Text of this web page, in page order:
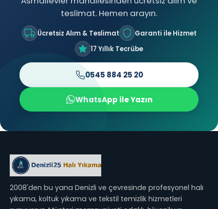
teslimat. Hemen arayın.
Ücretsiz Alım & Teslimat
Garanti ile Hizmet
17 Yıllık Tecrübe
0545 884 25 20
WhatsApp ile Yazın
2008'den bu yana Denizli ve çevresinde profesyonel halı
yıkama, koltuk yıkama ve tekstil temizlik hizmetleri